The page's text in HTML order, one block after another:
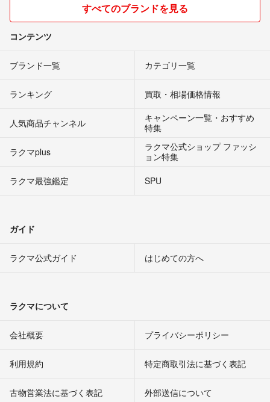
すべてのブランドを見る
コンテンツ
ブランド一覧 カテゴリ一覧
ランキング 買取・相場価格情報
人気商品チャンネル
キャンペーン一覧・おすすめ
特集
ラクマplus
ラクマ公式ショップ ファッシ
ョン特集
ラクマ最強鑑定
SPU
ガイド
ラクマ公式ガイド はじめての方へ
ラクマについて
会社概要 プライバシーポリシー
利用規約 特定商取引法に基づく表記
古物営業法に基づく表記 外部送信について